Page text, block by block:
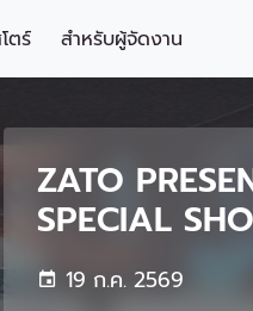
ตร์ สำหรับผู้จัดงาน
ZATO
SPECIAL
19 ก.ค. 2569